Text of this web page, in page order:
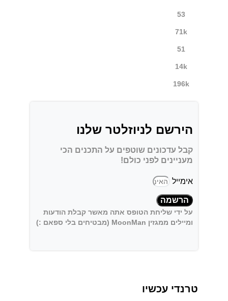
53
71k
51
14k
196k
הירשם לניוזלטר שלנו
קבל עדכונים שוטפים על התכנים הכי
מעניינים לפני כולם!
אימייל
הרשמה
על ידי שליחת הטופס אתה מאשר קבלת הודעות
ומיילים ממגזין MoonMan (מבטיחים בלי ספאם :)
טרנדי עכשיו